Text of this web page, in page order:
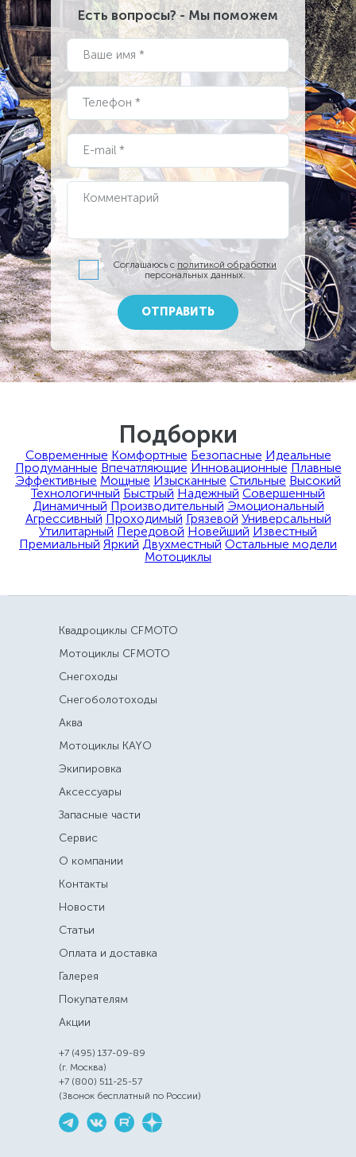
Есть вопросы? - Мы поможем
Ваше имя *
Телефон *
E-mail *
Комментарий
Соглашаюсь с политикой обработки
персональных данных.
ОТПРАВИТЬ
Подборки
Современные Комфортные Безопасные Идеальные
Продуманные Впечатляющие Инновационные Плавные
Эффективные Мощные Изысканные Стильные Высокий
Технологичный Быстрый Надежный Совершенный
Динамичный Производительный Эмоциональный
Агрессивный Проходимый Грязевой Универсальный
Утилитарный Передовой Новейший Известный
Премиальный Яркий Двухместный Остальные модели
Мотоциклы
Квадроциклы CFMOTO
Мотоциклы CFMOTO
Снегоходы
Снегоболотоходы
Аква
Мотоциклы KAYO
Экипировка
Аксессуары
Запасные части
Сервис
О компании
Контакты
Новости
Статьи
Оплата и доставка
Галерея
Покупателям
Акции
+7 (495) 137-09-89
(г. Москва)
+7 (800) 511-25-57
(Звонок бесплатный по России)